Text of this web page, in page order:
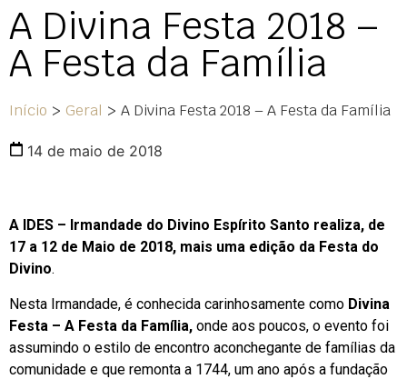
A Divina Festa 2018 –
A Festa da Família
Início > Geral > A Divina Festa 2018 – A Festa da Família
14 de maio de 2018
A IDES – Irmandade do Divino Espírito Santo realiza, de
17 a 12 de Maio de 2018, mais uma edição da Festa do
Divino.
Nesta Irmandade, é conhecida carinhosamente como Divina
Festa – A Festa da Família, onde aos poucos, o evento foi
assumindo o estilo de encontro aconchegante de famílias da
comunidade e que remonta a 1744, um ano após a fundação